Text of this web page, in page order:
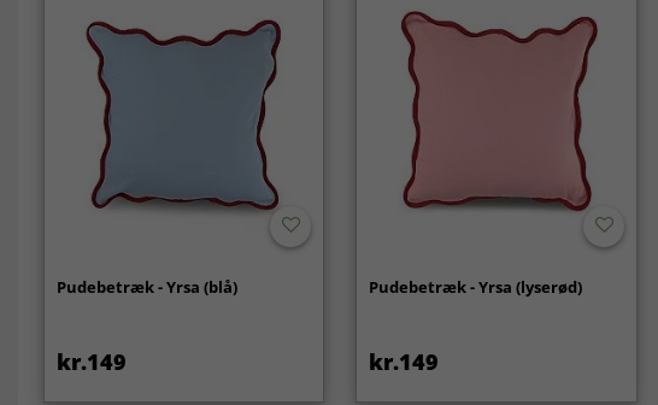
Pudebetræk - Yrsa (blå)
kr.149
Pudebetræk - Yrsa (lyserød)
kr.149